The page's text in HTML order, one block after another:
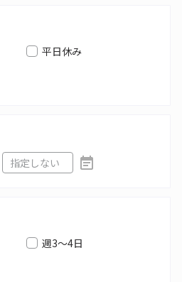
平日休み
週3～4日